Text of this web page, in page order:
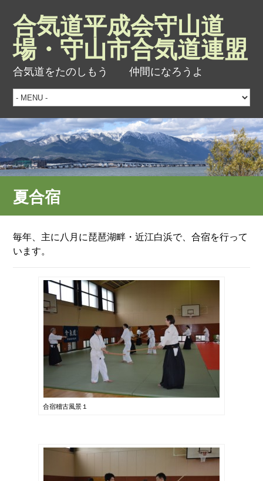
合気道平成会守山道
場・守山市合気道連盟
合気道をたのしもう 仲間になろうよ
夏合宿
毎年、主に八月に琵琶湖畔・近江白浜で、合宿を行って
います。
合宿稽古風景１